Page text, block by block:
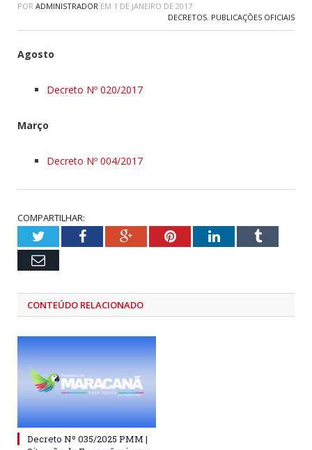
POR ADMINISTRADOR EM 1 DE JANEIRO DE 2017
DECRETOS, PUBLICAÇÕES OFICIAIS
Agosto
Decreto Nº 020/2017
Março
Decreto Nº 004/2017
COMPARTILHAR:
TwitterFacebookGoogle+PinterestLinkedInTumblr
Email
CONTEÚDO RELACIONADO
Decreto Nº 035/2025 PMM |